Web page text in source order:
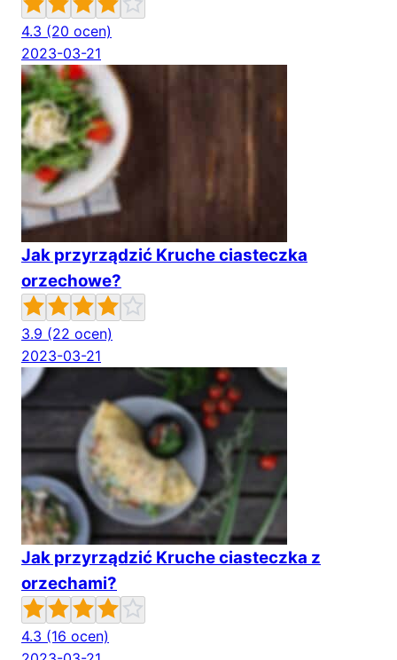
4.3 (20 ocen)
2023-03-21
Jak przyrządzić Kruche ciasteczka
orzechowe?
3.9 (22 ocen)
2023-03-21
Jak przyrządzić Kruche ciasteczka z
orzechami?
4.3 (16 ocen)